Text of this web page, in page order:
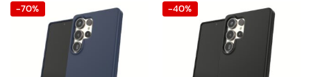
990 ฿.
693 ฿.
1,190 ฿.
490 ฿.
-70% -40%